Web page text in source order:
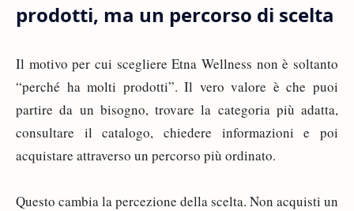
prodotti, ma un percorso di scelta
Il motivo per cui scegliere Etna Wellness non è soltanto
“perché ha molti prodotti”. Il vero valore è che puoi
partire da un bisogno, trovare la categoria più adatta,
consultare il catalogo, chiedere informazioni e poi
acquistare attraverso un percorso più ordinato.
Questo cambia la percezione della scelta. Non acquisti un